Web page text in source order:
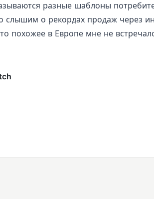
разные шаблоны
о рекордах продаж через
похожее в Европе мне не